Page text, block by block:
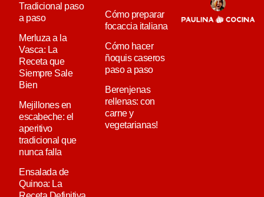
Tradicional paso
a paso
Merluza a la
Vasca: La
Receta que
Siempre Sale
Bien
Mejillones en
escabeche: el
aperitivo
tradicional que
nunca falla
Ensalada de
Quinoa: La
Cómo preparar
focaccia italiana
Cómo hacer
ñoquis caseros
paso a paso
Berenjenas
rellenas: con
carne y
vegetarianas!